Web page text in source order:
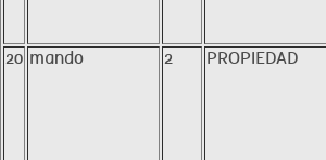
20 mando 2 PROPIEDAD